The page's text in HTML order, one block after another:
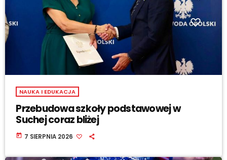
NAUKA I EDUKACJA
Przebudowa szkoły podstawowej w
Suchej coraz bliżej
today 7 SIERPNIA 2026